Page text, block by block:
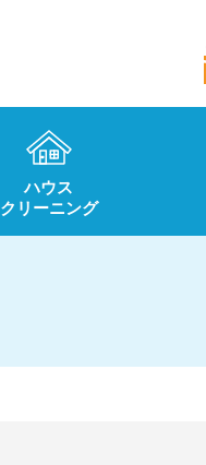
ハウス
クリーニング